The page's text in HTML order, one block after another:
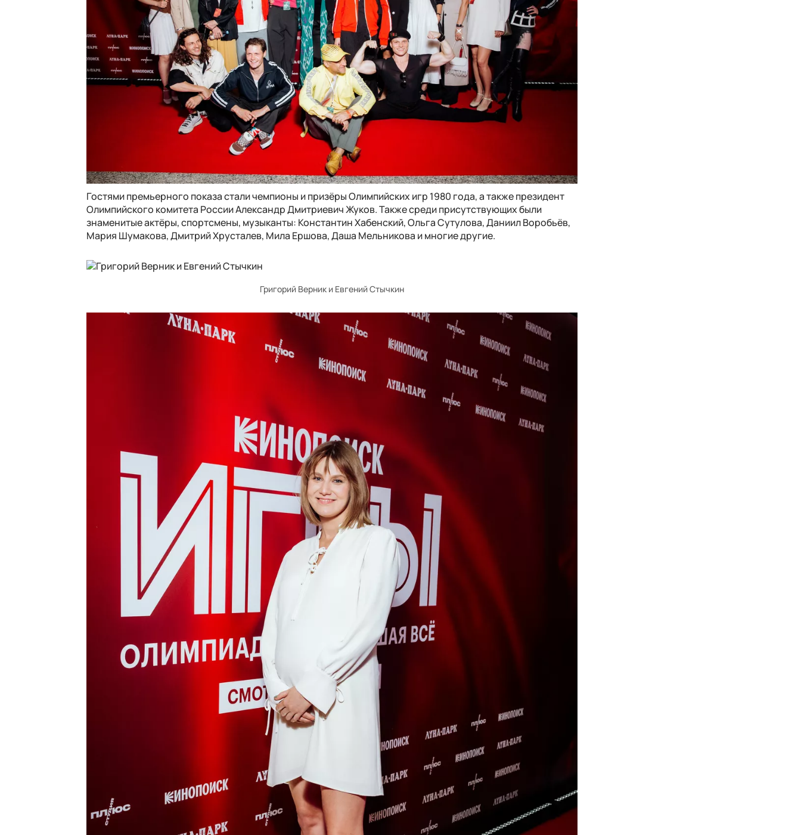
Гостями премьерного показа стали чемпионы и призёры Олимпийских игр 1980 года, а также президент
Олимпийского комитета России Александр Дмитриевич Жуков. Также среди присутствующих были
знаменитые актёры, спортсмены, музыканты: Константин Хабенский, Ольга Сутулова, Даниил Воробьёв,
Мария Шумакова, Дмитрий Хрусталев, Мила Ершова, Даша Мельникова и многие другие.
Григорий Верник и Евгений Стычкин